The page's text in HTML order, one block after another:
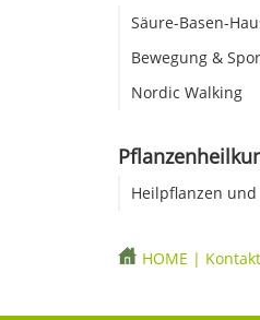
Säure-Basen-
Bewegung &
Nordic Walking
Heilpflanzen
HOME | Kontakt